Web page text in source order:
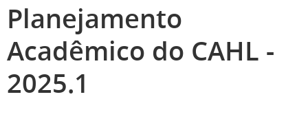
Planejamento
Acadêmico do CAHL -
2025.1